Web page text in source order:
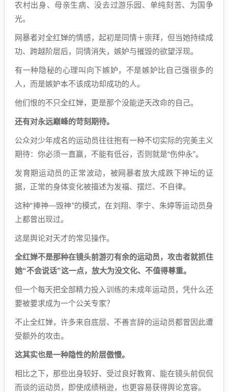
农村出身、母亲生病、没去过游乐园、单纯刻苦、为国争
光。
网暴者对全红婵的情感，起初是同情＋崇拜，但当她持续成
功、跨越阶层后，同情消失，嫉妒与摧毁的欲望浮现。
有一种隐秘的心理叫向下嫉妒，不是嫉妒比自己强很多的
人，而是嫉妒本不该成功却成功的人。
他们恨的不只全红婵，更是那个没能逆天改命的自己。
还有对永远巅峰的苛刻期待。
公众对少年成名的运动员往往抱有一种不切实际的完美主义
期待：你必须一直赢，不能有低谷，否则就是“伤仲永”。
发育期运动员的正常波动，被网暴者放大成跌下神坛的证
据，正常的身体变化被描述为发福、摆烂、不自律。
这种“捧神—毁神”的模式，在刘翔、李宁、朱婷等运动员身
上都曾出现过。
这是舆论对天才的常见操作。
全红婵不是那种在镜头前游刃有余的运动员， 攻击者就抓住
她“不会说话”这一点，放大为没文化、 不值得尊重。
但一个每天把全部精力投入训练的未成年运动员，凭什么还
要被要求成为一个公关专家？
不止全红婵，许多来自底层、不善言辞的运动员都曾因此遭
受额外的攻击。
这其实也是一种隐性的阶层傲慢。
相比之下，那些出身较好、受过良好教育、能在镜头前侃侃
而谈的运动员，即使成绩稍逊，也更容易获得舆论宽容。